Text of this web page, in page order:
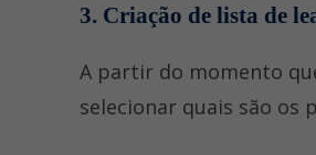
3. Criação de lista de
A partir do momento
selecionar quais são os